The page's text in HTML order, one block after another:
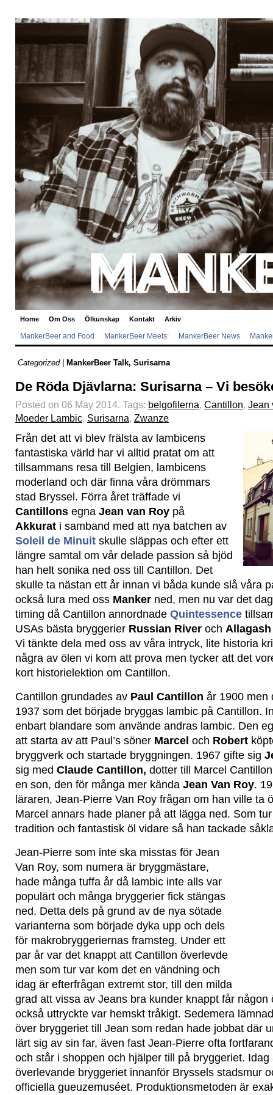
Home Om Oss Ölkunskap Kontakt Arkiv
MankerBeer and Food MankerBeer Meets: MankerBeer News
Categorized | MankerBeer Talk, Surisarna
De Röda Djävlarna: Surisarna – Vi
Posted on 06 May 2014. Tags: belgofilerna, Cantillon, Jean
Moeder Lambic, Surisarna, Zwanze
Från det att vi blev frälsta av lambicens
fantastiska värld har vi alltid pratat om att
tillsammans resa till Belgien, lambicens
moderland och där finna våra drömmars
stad Bryssel. Förra året träffade vi
Cantillons egna Jean van Roy på
Akkurat i samband med att nya batchen av
Soleil de Minuit skulle släppas och efter ett
längre samtal om vår delade passion så bjöd
han helt sonika ned oss till Cantillon. Det
skulle ta nästan ett år innan vi båda kunde slå våra
också lura med oss Manker ned, men nu var det
timing då Cantillon annordnade Quintessence
USAs bästa bryggerier Russian River och
Vi tänkte dela med oss av våra intryck, lite historia
några av ölen vi kom att prova men tycker att det
kort historielektion om Cantillon.
Cantillon grundades av Paul Cantillon år 1900 men
1937 som det började bryggas lambic på Cantillon.
enbart blandare som använde andras lambic. Den
att starta av att Paul’s söner Marcel och Robert
bryggverk och startade bryggningen. 1967 gifte sig
sig med Claude Cantillon, dotter till Marcel
en son, den för många mer kända Jean Van Roy.
läraren, Jean-Pierre Van Roy frågan om han ville ta
Marcel annars hade planer på att lägga ned. Som
tradition och fantastisk öl vidare så han tackade
Jean-Pierre som inte ska misstas för Jean
Van Roy, som numera är bryggmästare,
hade många tuffa år då lambic inte alls var
populärt och många bryggerier fick stängas
ned. Detta dels på grund av de nya sötade
varianterna som började dyka upp och dels
för makrobryggeriernas framsteg. Under ett
par år var det knappt att Cantillon överlevde
men som tur var kom det en vändning och
idag är efterfrågan extremt stor, till den milda
grad att vissa av Jeans bra kunder knappt får någon
också uttryckte var hemskt tråkigt. Sedemera
över bryggeriet till Jean som redan hade jobbat där
lärt sig av sin far, även fast Jean-Pierre ofta
och står i shoppen och hjälper till på bryggeriet.
överlevande bryggeriet innanför Bryssels stadsmur
officiella gueuzemuséet. Produktionsmetoden är